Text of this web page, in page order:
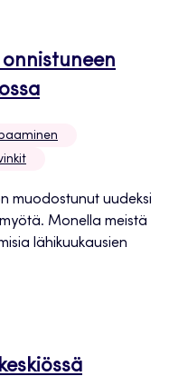
muodostunut uudeksi
Monella meistä
lähikuukausien